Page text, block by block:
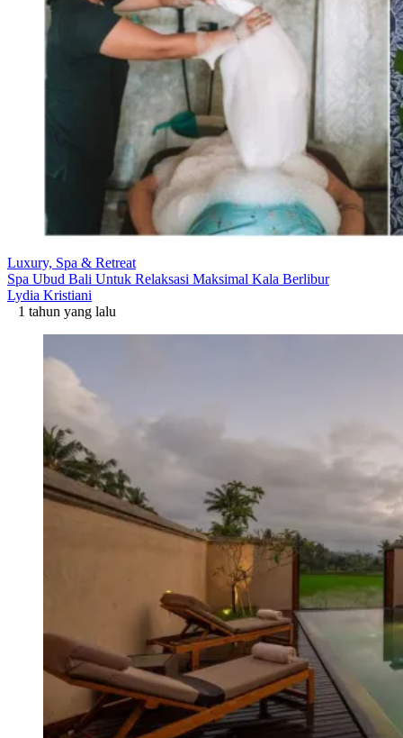
Luxury, Spa & Retreat
Spa Ubud Bali Untuk Relaksasi Maksimal Kala Berlibur
Lydia Kristiani
1 tahun yang lalu